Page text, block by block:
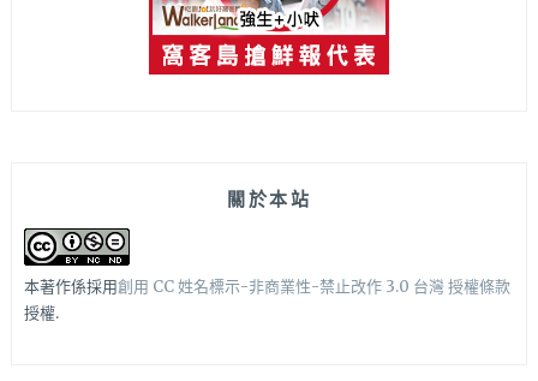
關於本站
本著作係採用創用 CC 姓名標示-非商業性-禁止改作 3.0 台灣 授權條款
授權.